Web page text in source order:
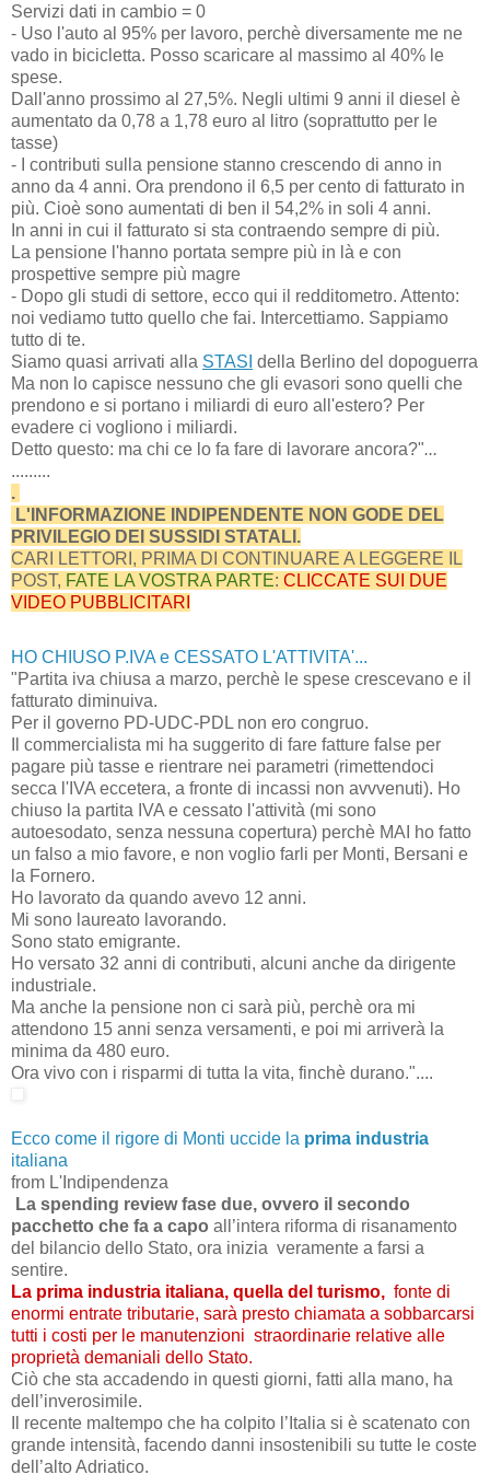
Servizi dati in cambio = 0
- Uso l'auto al 95% per lavoro, perchè diversamente me ne
vado in bicicletta. Posso scaricare al massimo al 40% le
spese.
Dall'anno prossimo al 27,5%. Negli ultimi 9 anni il diesel è
aumentato da 0,78 a 1,78 euro al litro (soprattutto per le
tasse)
- I contributi sulla pensione stanno crescendo di anno in
anno da 4 anni. Ora prendono il 6,5 per cento di fatturato in
più. Cioè sono aumentati di ben il 54,2% in soli 4 anni.
In anni in cui il fatturato si sta contraendo sempre di più.
La pensione l'hanno portata sempre più in là e con
prospettive sempre più magre
- Dopo gli studi di settore, ecco qui il redditometro. Attento:
noi vediamo tutto quello che fai. Intercettiamo. Sappiamo
tutto di te.
Siamo quasi arrivati alla STASI della Berlino del dopoguerra
Ma non lo capisce nessuno che gli evasori sono quelli che
prendono e si portano i miliardi di euro all'estero? Per
evadere ci vogliono i miliardi.
Detto questo: ma chi ce lo fa fare di lavorare ancora?"...
.........
.
L'INFORMAZIONE INDIPENDENTE NON GODE DEL
PRIVILEGIO DEI SUSSIDI STATALI.
CARI LETTORI, PRIMA DI CONTINUARE A LEGGERE IL
POST, FATE LA VOSTRA PARTE: CLICCATE SUI DUE
VIDEO PUBBLICITARI
HO CHIUSO P.IVA e CESSATO L'ATTIVITA'...
"Partita iva chiusa a marzo, perchè le spese crescevano e il
fatturato diminuiva.
Per il governo PD-UDC-PDL non ero congruo.
Il commercialista mi ha suggerito di fare fatture false per
pagare più tasse e rientrare nei parametri (rimettendoci
secca l'IVA eccetera, a fronte di incassi non avvvenuti). Ho
chiuso la partita IVA e cessato l'attività (mi sono
autoesodato, senza nessuna copertura) perchè MAI ho fatto
un falso a mio favore, e non voglio farli per Monti, Bersani e
la Fornero.
Ho lavorato da quando avevo 12 anni.
Mi sono laureato lavorando.
Sono stato emigrante.
Ho versato 32 anni di contributi, alcuni anche da dirigente
industriale.
Ma anche la pensione non ci sarà più, perchè ora mi
attendono 15 anni senza versamenti, e poi mi arriverà la
minima da 480 euro.
Ora vivo con i risparmi di tutta la vita, finchè durano."....
Ecco come il rigore di Monti uccide la prima industria
italiana
from L'Indipendenza
La spending review fase due, ovvero il secondo
pacchetto che fa a capo all’intera riforma di risanamento
del bilancio dello Stato, ora inizia veramente a farsi a
sentire.
La prima industria italiana, quella del turismo, fonte di
enormi entrate tributarie, sarà presto chiamata a sobbarcarsi
tutti i costi per le manutenzioni straordinarie relative alle
proprietà demaniali dello Stato.
Ciò che sta accadendo in questi giorni, fatti alla mano, ha
dell’inverosimile.
Il recente maltempo che ha colpito l’Italia si è scatenato con
grande intensità, facendo danni insostenibili su tutte le coste
dell’alto Adriatico.